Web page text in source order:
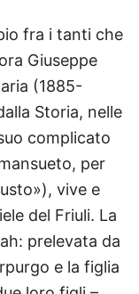
fra i tanti che
Giuseppe
(1885-
Storia, nelle
complicato
per
vive e
del Friuli. La
prelevata da
e la figlia